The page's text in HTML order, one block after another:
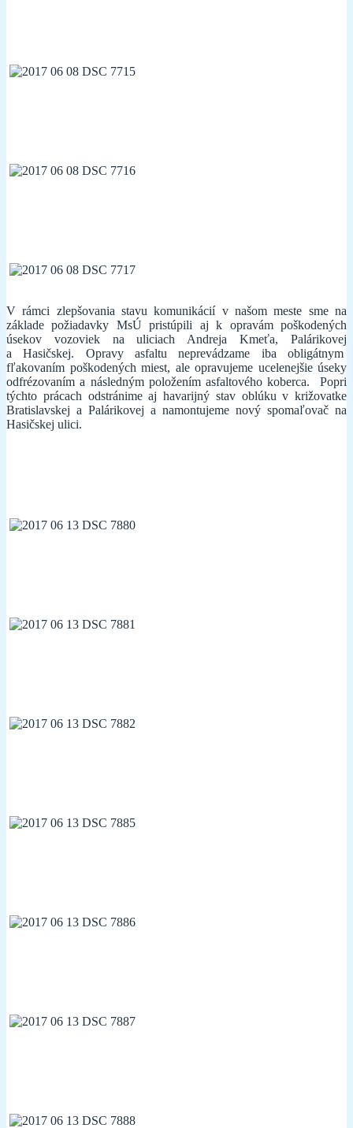
V rámci zlepšovania stavu komunikácií v našom meste sme na
základe požiadavky MsÚ pristúpili aj k opravám poškodených
úsekov vozoviek na uliciach Andreja Kmeťa, Palárikovej
a Hasičskej. Opravy asfaltu neprevádzame iba obligátnym
fľakovaním poškodených miest, ale opravujeme ucelenejšie úseky
odfrézovaním a následným položením asfaltového koberca. Popri
týchto prácach odstránime aj havarijný stav oblúku v križovatke
Bratislavskej a Palárikovej a namontujeme nový spomaľovač na
Hasičskej ulici.